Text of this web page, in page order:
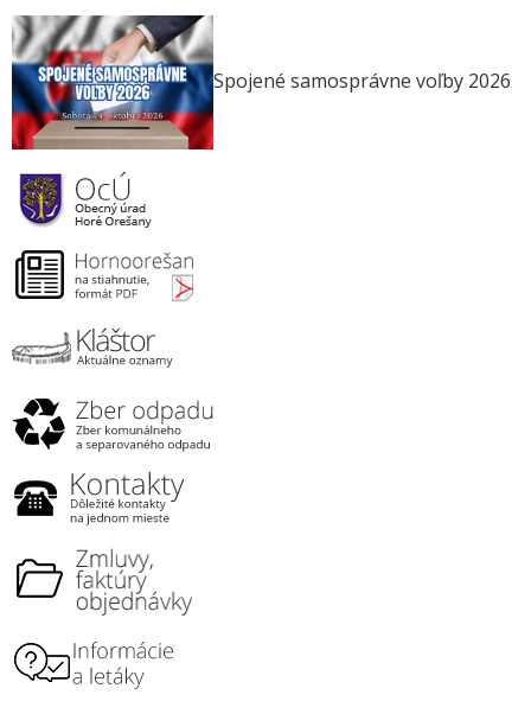
Spojené samosprávne voľby 2026